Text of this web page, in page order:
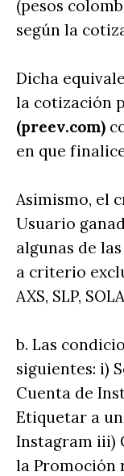
(pesos
según la
Dicha
la cotización
(preev.com)
en que
Asimismo, el
Usuario
algunas de
a criterio
AXS, SLP,
b. Las
siguientes: i)
Cuenta de
Etiquetar a
Instagram iii)
la Promoción